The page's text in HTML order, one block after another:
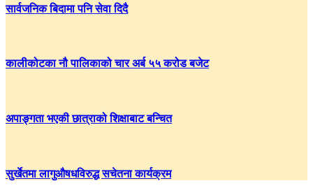
सार्वजनिक बिदामा पनि सेवा दिदै
कालीकोटका नौ पालिकाको चार अर्ब ५५ करोड बजेट
अपाङ्गता भएकी छात्राको शिक्षाबाट बन्चित
सुर्खेतमा लागुऔषधविरुद्ध सचेतना कार्यक्रम